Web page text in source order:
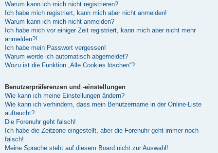
Warum kann ich mich nicht registrieren?
Ich habe mich registriert, kann mich aber nicht anmelden!
Warum kann ich mich nicht anmelden?
Ich habe mich vor einiger Zeit registriert, kann mich aber nicht mehr
anmelden?!
Ich habe mein Passwort vergessen!
Warum werde ich automatisch abgemeldet?
Wozu ist die Funktion „Alle Cookies löschen“?
Benutzerpräferenzen und -einstellungen
Wie kann ich meine Einstellungen ändern?
Wie kann ich verhindern, dass mein Benutzername in der Online-Liste
auftaucht?
Die Forenuhr geht falsch!
Ich habe die Zeitzone eingestellt, aber die Forenuhr geht immer noch
falsch!
Meine Sprache steht auf diesem Board nicht zur Auswahl!